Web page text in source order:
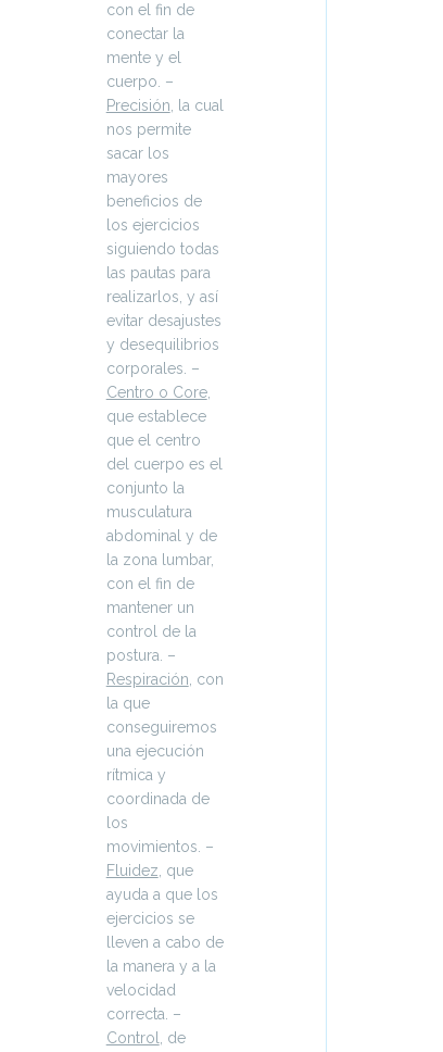
con el fin de
conectar la
mente y el
cuerpo. –
Precisión , la cual
nos permite
sacar los
mayores
beneficios de
los ejercicios
siguiendo todas
las pautas para
realizarlos, y así
evitar desajustes
y desequilibrios
corporales. –
Centro o Core,
que establece
que el centro
del cuerpo es el
conjunto la
musculatura
abdominal y de
la zona lumbar,
con el fin de
mantener un
control de la
postura. –
Respiración , con
la que
conseguiremos
una ejecución
rítmica y
coordinada de
los
movimientos. –
Fluidez , que
ayuda a que los
ejercicios se
lleven a cabo de
la manera y a la
velocidad
correcta. –
Control
, de